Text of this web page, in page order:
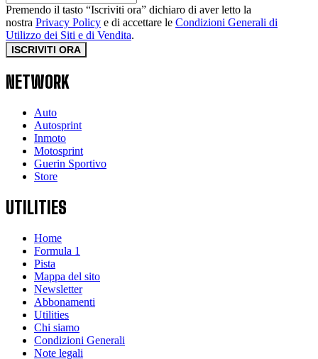
Premendo il tasto “Iscriviti ora” dichiaro di aver letto la
nostra Privacy Policy e di accettare le Condizioni Generali di
Utilizzo dei Siti e di Vendita.
ISCRIVITI ORA
NETWORK
Auto
Autosprint
Inmoto
Motosprint
Guerin Sportivo
Store
UTILITIES
Home
Formula 1
Pista
Mappa del sito
Newsletter
Abbonamenti
Utilities
Chi siamo
Condizioni Generali
Note legali